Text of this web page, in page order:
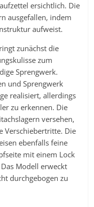
ersichtlich. Die
ausgefallen, indem
aufweist.
zunächst die
zum
Sprengwerk.
und Sprengwerk
realisiert, allerdings
zu erkennen. Die
versehen,
Verschiebertritte. Die
ebenfalls feine
mit einem Lock
Modell erweckt
durchgebogen zu